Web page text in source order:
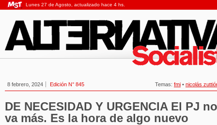
Lunes 27 de Agosto, actualizado hace 4 hs.
8 febrero, 2024 Edición N° 845 Temas: fmi • nicolás
DE NECESIDAD Y URGENCIA El PJ no
va más. Es la hora de algo nuevo